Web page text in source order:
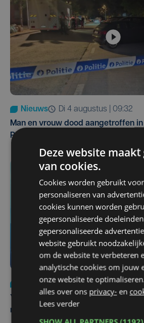
Nieuws
di 4 augustus | 09:32
Man en vrouw dood aangetroffen
Pieters Brugge
Nieuws
do 6 augustus | 21:30
Yaro (19), slachtoffer van
maandenlange coma overleden
Deze website
van cookies.
Cookies worden gebruikt
personaliseren van
cookies kunnen worden
gepersonaliseerde
gepersonaliseerde
website gebruikt
om de website te verbeteren
analytische cookies om jouw
onze website te
alles over ons privacy- en
Lees verder